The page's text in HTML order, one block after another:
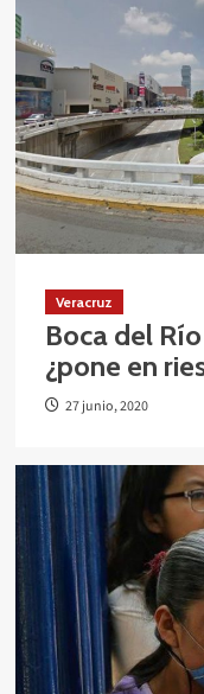
Veracruz
Boca del
¿pone en
27 junio, 2020